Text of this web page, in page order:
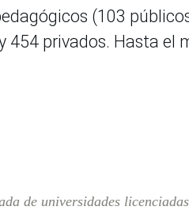
(103
454 privados. Hasta el
de universidades